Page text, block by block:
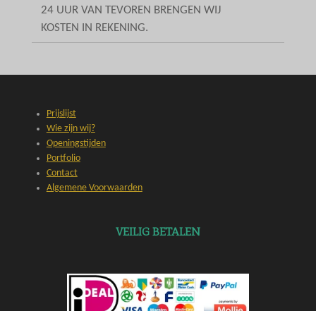
24 UUR VAN TEVOREN BRENGEN WIJ
KOSTEN IN REKENING.
Prijslijst
Wie zijn wij?
Openingstijden
Portfolio
Contact
Algemene Voorwaarden
VEILIG BETALEN